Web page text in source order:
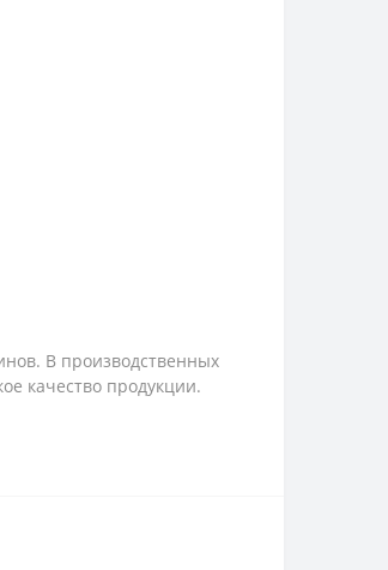
В производственных
качество продукции.